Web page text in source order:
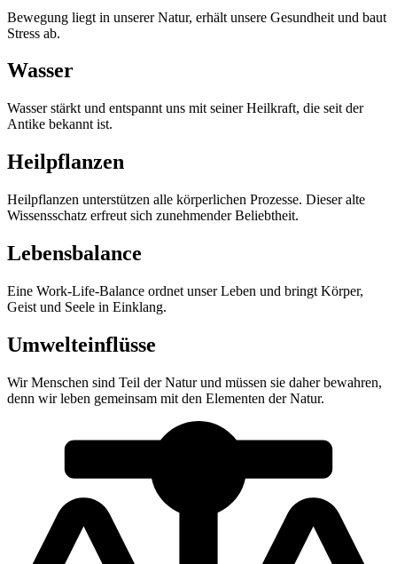
Bewegung liegt in unserer Natur, erhält unsere Gesundheit und baut
Stress ab.
Wasser
Wasser stärkt und entspannt uns mit seiner Heilkraft, die seit der
Antike bekannt ist.
Heilpflanzen
Heilpflanzen unterstützen alle körperlichen Prozesse. Dieser alte
Wissensschatz erfreut sich zunehmender Beliebtheit.
Lebensbalance
Eine Work-Life-Balance ordnet unser Leben und bringt Körper,
Geist und Seele in Einklang.
Umwelteinflüsse
Wir Menschen sind Teil der Natur und müssen sie daher bewahren,
denn wir leben gemeinsam mit den Elementen der Natur.